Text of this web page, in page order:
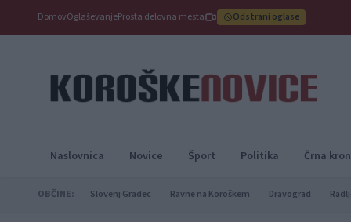
DomovOglaševanjeProsta delovna mesta Odstrani oglase
Naslovnica Novice Šport Politika Črna
OBČINE: Slovenj Gradec Ravne na Koroškem Dravograd